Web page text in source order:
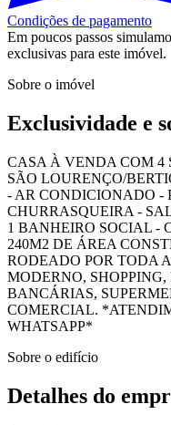
Condições de pagamento
Em poucos passos
exclusivas para este imóvel.
Sobre o imóvel
Exclusividade e
CASA À VENDA COM 4
SÃO LOURENÇO/
- AR CONDICIONADO -
CHURRASQUEIRA -
1 BANHEIRO SOCIAL -
240M2 DE ÁREA
RODEADO POR TODA
MODERNO,
BANCÁRIAS,
COMERCIAL.
WHATSAPP*
Sobre o edifício
Detalhes do